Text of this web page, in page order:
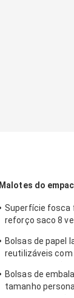
Malotes do
Superfície fosca
reforço saco 8
Bolsas de papel
reutilizáveis
Bolsas de
tamanho